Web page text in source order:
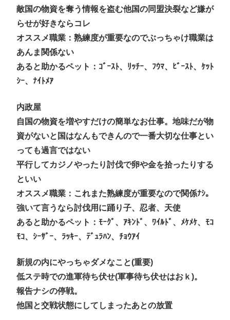
敵国の物資を奪う情報を盗む他国の同盟決裂など嫌が
らせが好きならコレ
オススメ職業：熟練度が重要なのでぶっちゃけ職業は
あんま関係ない
あると助かるペット：ｺﾞｰｽﾄ、ﾘｯﾁｰ、ﾌｳﾏ、ﾋﾞｰｽﾄ、ｹｯﾄ
ｼｰ、ﾅｲﾄﾒｱ
内政屋
自国の物資を増やすだけの簡単なお仕事。地味だが物
資がないと国はなんもできんので一番大切な仕事とい
っても過言ではない
平行してカジノやったり討伐で卵や金を拾ったりする
といい
オススメ職業：これまた熟練度が重要なので関係ﾅｼ。
強いて言うなら討伐用に踊り子、忍者、天使
あると助かるペット：ﾓｰｸﾞ、ｱｷﾝﾄﾞ、ﾜｲﾙﾄﾞ、ﾒｹﾒｹ、ﾓｺ
ﾓｺ、ｼｰｻﾞｰ、ﾗｯｷｰ、ﾃﾞｭﾗﾊﾝ、ﾁｮｳｱｲ
新規の内にやっちゃダメなこと(重要)
低ステ時での進軍待ち伏せ(軍事待ち伏せはおｋ)。
報告ナシの停戦。
他国と交戦状態にしてしまったあとの放置